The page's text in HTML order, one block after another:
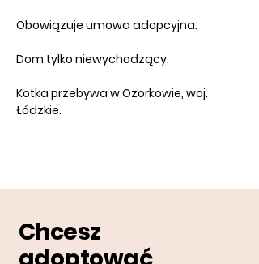
Obowiązuje umowa adopcyjna.
Dom tylko niewychodzący.
Kotka przebywa w Ozorkowie, woj.
Łódzkie.
Chcesz